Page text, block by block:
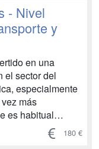
y oral, y
de manejar
- Nivel
y
en una
el sector del
especialmente
más
es habitual
clientela,
o personal de
180 €